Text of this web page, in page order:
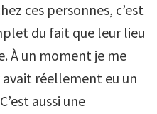
ces personnes, c’est
du fait que leur lieu
À un moment je me
avait réellement eu un
aussi une